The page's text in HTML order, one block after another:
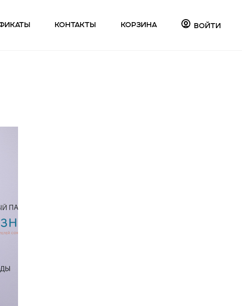
Контакты Корзина Войти